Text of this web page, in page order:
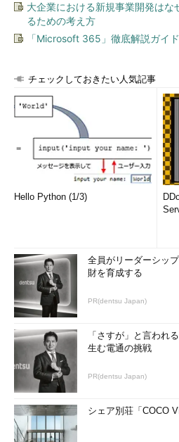
大企業における新規事業開発はな
るための考え方
「Microsoft 365」徹底解説ガイド
チェックしておきたい人気記事
Hello Python (1/3)
全員がリーダーシッ
財を育成する
PR(dentsu Japan)
「さすが」と言われ
生む電通の挑戦
PR(dentsu Japan)
シェア別荘「COCO